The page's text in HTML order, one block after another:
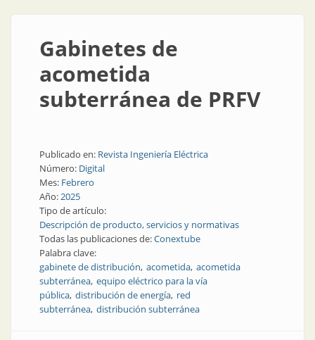
Gabinetes de
acometida
subterránea de PRFV
Publicado en: Revista Ingeniería Eléctrica
Número: Digital
Mes: Febrero
Año:2025
Tipo de artículo:
Descripción de producto, servicios y normativas
Todas las publicaciones de:Conextube
Palabra clave:
gabinete de distribución acometida acometida
subterránea equipo eléctrico para la vía
pública distribución de energía red
subterránea distribución subterránea